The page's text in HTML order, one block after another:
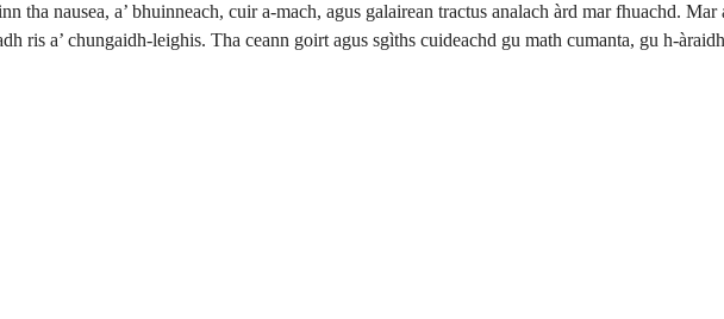
tha nausea, a’ bhuinneach, cuir a-mach, agus galairean tractus analach àrd mar fhuachd.
ris a’ chungaidh-leighis. Tha ceann goirt agus sgìths cuideachd gu math cumanta, gu h-